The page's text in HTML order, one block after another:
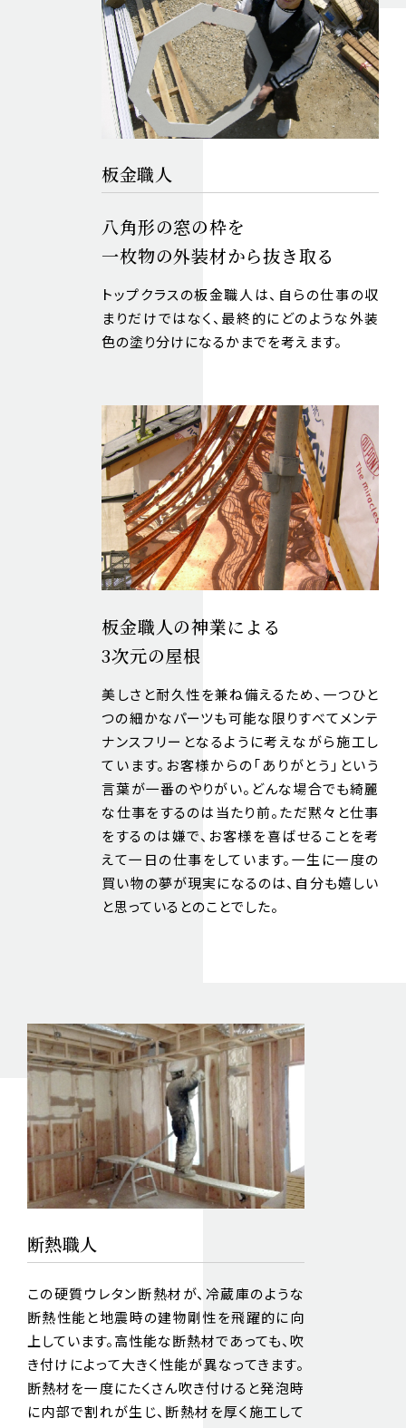
板金職人
八角形の窓の枠を
一枚物の外装材から抜き取る
トップクラスの板金職人は、自らの仕事の収
まりだけではなく、最終的にどのような外装
色の塗り分けになるかまでを考えます。
板金職人の神業による
3次元の屋根
美しさと耐久性を兼ね備えるため、一つひと
つの細かなパーツも可能な限りすべてメンテ
ナンスフリーとなるように考えながら施工し
ています。お客様からの「ありがとう」という
言葉が一番のやりがい。どんな場合でも綺麗
な仕事をするのは当たり前。ただ黙々と仕事
をするのは嫌で、お客様を喜ばせることを考
えて一日の仕事をしています。一生に一度の
買い物の夢が現実になるのは、自分も嬉しい
と思っているとのことでした。
断熱職人
この硬質ウレタン断熱材が、冷蔵庫のような
断熱性能と地震時の建物剛性を飛躍的に向
上しています。高性能な断熱材であっても、吹
き付けによって大きく性能が異なってきます。
断熱材を一度にたくさん吹き付けると発泡時
に内部で割れが生じ、断熱材を厚く施工して